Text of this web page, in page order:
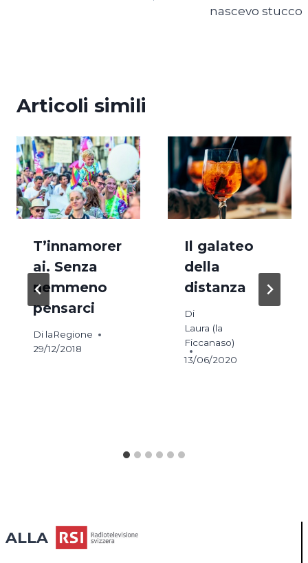
nascevo stucco
Articoli simili
T’innamorer
ai. Senza
nemmeno
pensarci
Di laRegione
29/12/2018
Il galateo
della
distanza
Di
Laura (la
Ficcanaso)
13/06/2020
ALLA